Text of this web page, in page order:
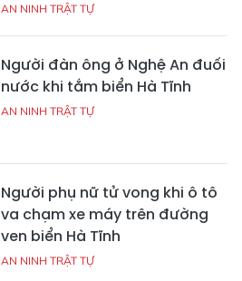
AN NINH TRẬT TỰ
Người đàn ông ở Nghệ An đuối
nước khi tắm biển Hà Tĩnh
AN NINH TRẬT TỰ
Người phụ nữ tử vong khi ô tô
va chạm xe máy trên đường
ven biển Hà Tĩnh
AN NINH TRẬT TỰ